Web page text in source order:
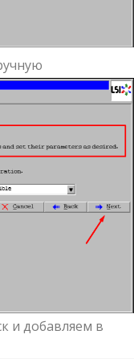
и добавляем в